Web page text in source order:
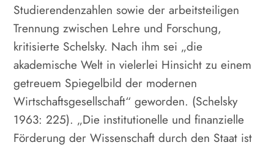
Studierendenzahlen sowie der arbeitsteiligen
Trennung zwischen Lehre und Forschung,
kritisierte Schelsky. Nach ihm sei „die
akademische Welt in vielerlei Hinsicht zu einem
getreuem Spiegelbild der modernen
Wirtschaftsgesellschaft“ geworden. (Schelsky
1963: 225). „Die institutionelle und finanzielle
Förderung der Wissenschaft durch den Staat ist